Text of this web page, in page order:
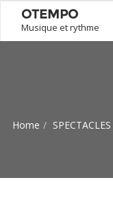
OTEMPO
Musique et rythme
Home SPECTACLES